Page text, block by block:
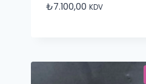
₺7.100,00 KDV